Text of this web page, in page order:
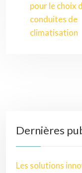
pour le choix
conduites de
climatisation
Dernières
Les solutions